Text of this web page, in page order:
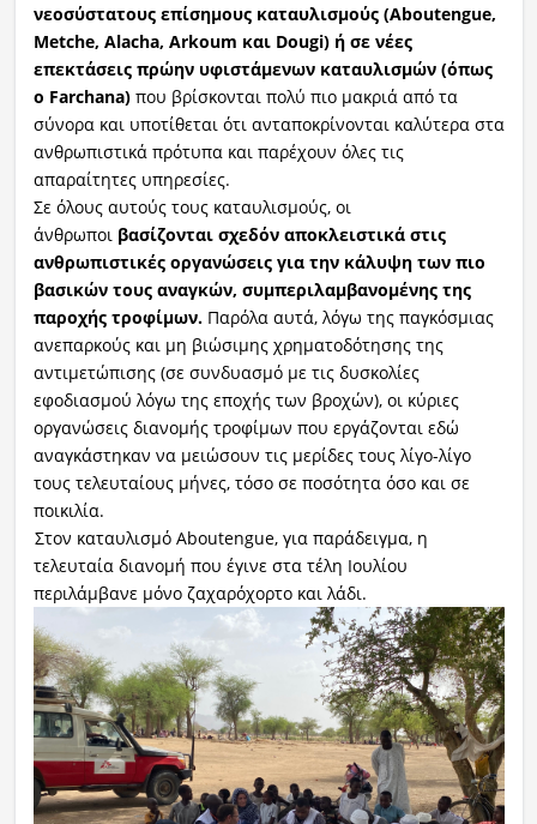
νεοσύστατους επίσημους καταυλισμούς (Aboutengue,
Metche, Alacha, Arkoum και Dougi) ή σε νέες
επεκτάσεις πρώην υφιστάμενων καταυλισμών (όπως
ο Farchana)που βρίσκονται πολύ πιο μακριά από τα
σύνορα και υποτίθεται ότι ανταποκρίνονται καλύτερα στα
ανθρωπιστικά πρότυπα και παρέχουν όλες τις
απαραίτητες υπηρεσίες.
Σε όλους αυτούς τους καταυλισμούς, οι
άνθρωποιβασίζονται σχεδόν αποκλειστικά στις
ανθρωπιστικές οργανώσεις για την κάλυψη των πιο
βασικών τους αναγκών, συμπεριλαμβανομένης της
παροχής τροφίμων.Παρόλα αυτά, λόγω της παγκόσμιας
ανεπαρκούς και μη βιώσιμης χρηματοδότησης της
αντιμετώπισης (σε συνδυασμό με τις δυσκολίες
εφοδιασμού λόγω της εποχής των βροχών), οι κύριες
οργανώσεις διανομής τροφίμων που εργάζονται εδώ
αναγκάστηκαν να μειώσουν τις μερίδες τους λίγο-λίγο
τους τελευταίους μήνες, τόσο σε ποσότητα όσο και σε
ποικιλία.
Στον καταυλισμό Aboutengue, για παράδειγμα, η
τελευταία διανομή που έγινε στα τέλη Ιουλίου
περιλάμβανε μόνο ζαχαρόχορτο και λάδι.